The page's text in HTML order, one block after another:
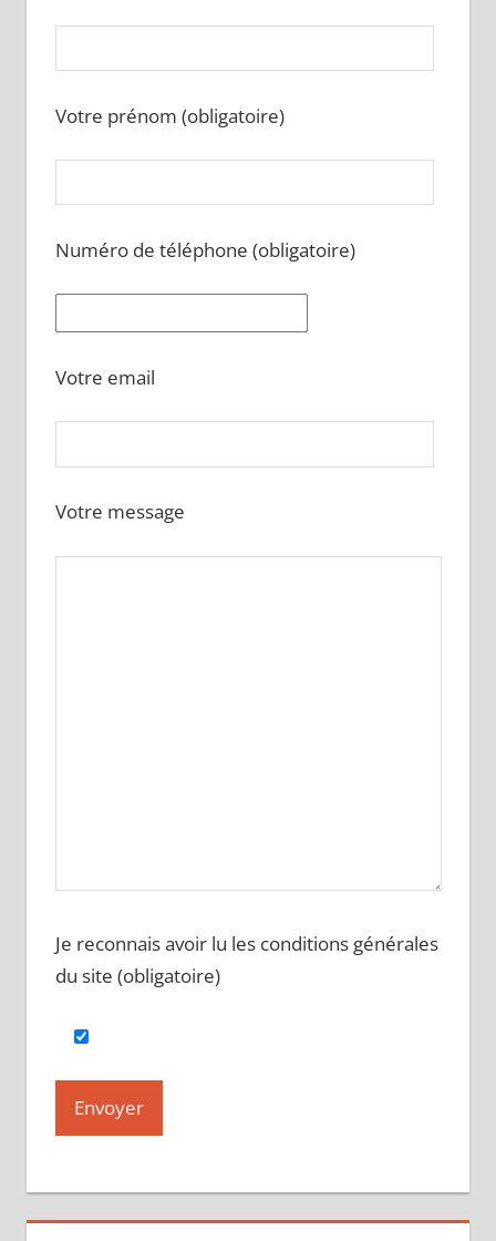
Votre prénom (obligatoire)
Numéro de téléphone (obligatoire)
Votre email
Votre message
Je reconnais avoir lu les conditions générales
du site (obligatoire)